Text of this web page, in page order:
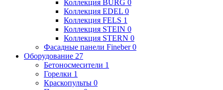
Коллекция BURG 0
Коллекция EDEL 0
Коллекция FELS 1
Коллекция STEIN 0
Коллекция STERN 0
Фасадные панели Fineber0
Оборудование 27
Бетоносмесители 1
Горелки 1
Краскопульты 0